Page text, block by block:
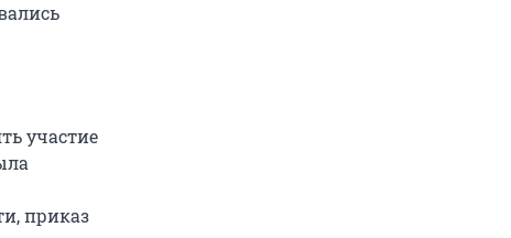
участие
приказ